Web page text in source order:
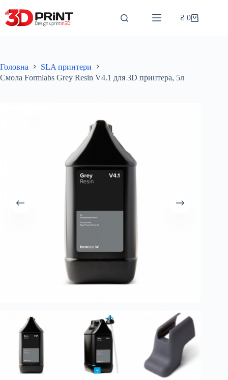
до
вмісту
Кошик
₴ 0
Головна
SLA принтери
Смола Formlabs Grey Resin V4.1 для 3D принтера, 5л